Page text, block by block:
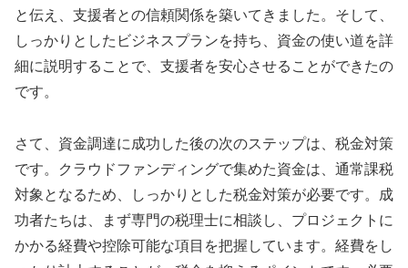
と伝え、支援者との信頼関係を築いてきました。そして、
しっかりとしたビジネスプランを持ち、資金の使い道を詳
細に説明することで、支援者を安心させることができたの
です。
さて、資金調達に成功した後の次のステップは、税金対策
です。クラウドファンディングで集めた資金は、通常課税
対象となるため、しっかりとした税金対策が必要です。成
功者たちは、まず専門の税理士に相談し、プロジェクトに
かかる経費や控除可能な項目を把握しています。経費をし